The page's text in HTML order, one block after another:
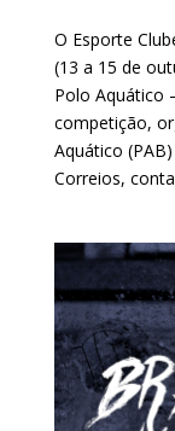
O Esporte
(13 a 15 de
Polo Aquático
competição,
Aquático
Correios,